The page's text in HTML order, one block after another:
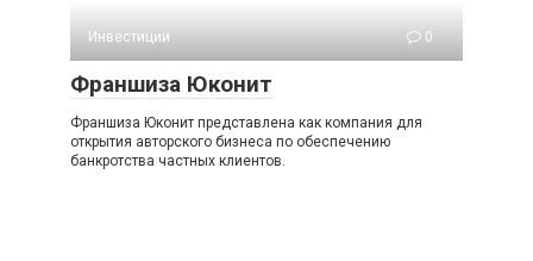
Инвестиции 0
Франшиза Юконит
Франшиза Юконит представлена как компания для
открытия авторского бизнеса по обеспечению
банкротства частных клиентов.